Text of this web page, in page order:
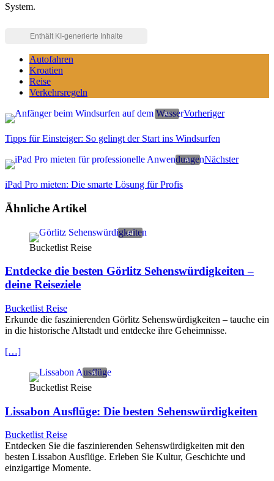
System.
Autofahren
Kroatien
Reise
Verkehrsregeln
Vorheriger
Tipps für Einsteiger: So gelingt der Start ins Windsurfen
Nächster
iPad Pro mieten: Die smarte Lösung für Profis
Ähnliche Artikel
Bucketlist Reise
Entdecke die besten Görlitz Sehenswürdigkeiten –
deine Reiseziele
Bucketlist Reise
Erkunde die faszinierenden Görlitz Sehenswürdigkeiten – tauche ein
in die historische Altstadt und entdecke ihre Geheimnisse.
[…]
Bucketlist Reise
Lissabon Ausflüge: Die besten Sehenswürdigkeiten
Bucketlist Reise
Entdecken Sie die faszinierenden Sehenswürdigkeiten mit den
besten Lissabon Ausflüge. Erleben Sie Kultur, Geschichte und
einzigartige Momente.